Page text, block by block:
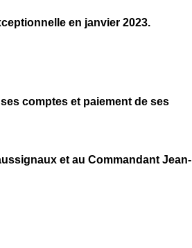
en janvier 2023.
comptes et paiement de ses
et au Commandant Jean-